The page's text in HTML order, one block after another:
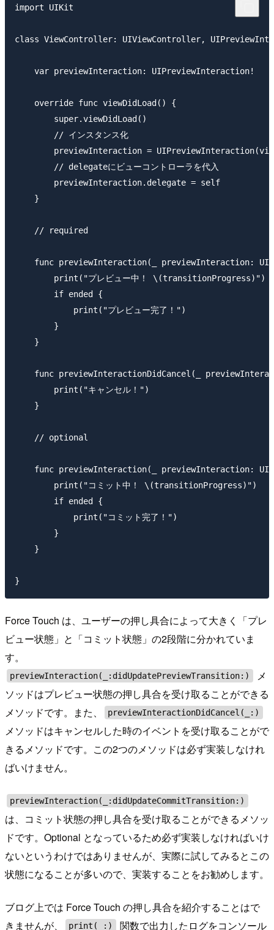
import UIKit
class ViewController: UIViewController,
    var previewInteraction: UIPreviewInteraction!
    override func viewDidLoad() {
        super.viewDidLoad()
        // インスタンス化
previewInteraction =
        // delegateにビューコントローラを代入
        previewInteraction.delegate = self
    }
    // required
func previewInteraction(_ previewInteraction:
        print("プレビュー中！ \(transitionProgress)")
        if ended {
            print("プレビュー完了！")
        }
    }
func previewInteractionDidCancel(_
        print("キャンセル！")
    }
    // optional
func previewInteraction(_ previewInteraction:
        print("コミット中！ \(transitionProgress)")
        if ended {
            print("コミット完了！")
        }
    }
Force Touch は、ユーザーの押し具合によって大きく「プレ
ビュー状態」と「コミット状態」の2段階に分かれていま
す。
previewInteraction(_:didUpdatePreviewTransition:)
メ
ソッドはプレビュー状態の押し具合を受け取ることができる
メソッドです。また、
previewInteractionDidCancel(_:)
メソッドはキャンセルした時のイベントを受け取ることがで
きるメソッドです。この2つのメソッドは必ず実装しなけれ
ばいけません。
previewInteraction(_:didUpdateCommitTransition:)
は、コミット状態の押し具合を受け取ることができるメソッ
ドです。Optional となっているため必ず実装しなければいけ
ないというわけではありませんが、実際に試してみるとこの
状態になることが多いので、実装することをお勧めします。
ブログ上では Force Touch の押し具合を紹介することはで
きませんが、
print(_:) 関数で出力したログをコンソール